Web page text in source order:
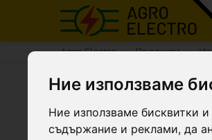
Ние използваме
Ние използваме бисквитки
съдържание и реклами, да
Agro Electro Продукти
Дълъг